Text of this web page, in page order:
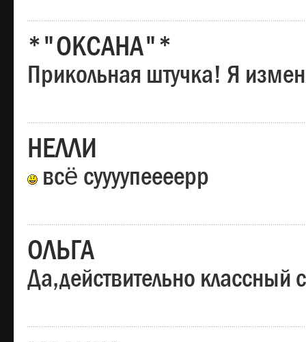
*"ОКСАНА"*
Прикольная штучка! Я
НЕЛЛИ
всё суууупеееерр
ОЛЬГА
Да,действительно классный